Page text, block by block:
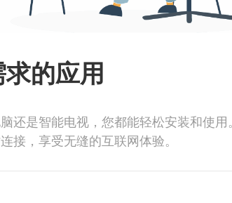
的应用
还是智能电视，您都能轻松安装和使用。
接，享受无缝的互联网体验。